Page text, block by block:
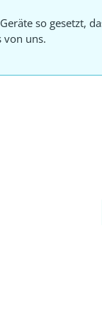
so gesetzt,
von uns.